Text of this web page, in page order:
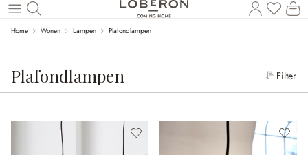
Naar de hoofdinhoud
Home Wonen Lampen Plafondlampen
Plafondlampen Filter